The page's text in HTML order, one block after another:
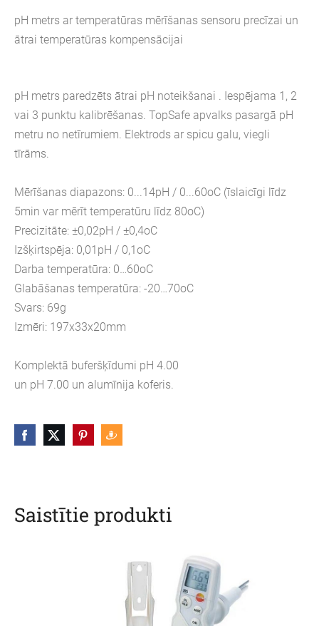
pH metrs ar temperatūras mērīšanas sensoru precīzai un
ātrai temperatūras kompensācijai
pH metrs paredzēts ātrai pH noteikšanai . Iespējama 1, 2
vai 3 punktu kalibrēšanas. TopSafe apvalks pasargā pH
metru no netīrumiem. Elektrods ar spicu galu, viegli
tīrāms.
Mērīšanas diapazons: 0...14pH / 0...60oC (īslaicīgi līdz
5min var mērīt temperatūru līdz 80oC)
Precizitāte: ±0,02pH / ±0,4oC
Izšķirtspēja: 0,01pH / 0,1oC
Darba temperatūra: 0…60oC
Glabāšanas temperatūra: -20…70oC
Svars: 69g
Izmēri: 197x33x20mm
Komplektā buferšķīdumi pH 4.00
un pH 7.00 un alumīnija koferis.
Saistītie produkti